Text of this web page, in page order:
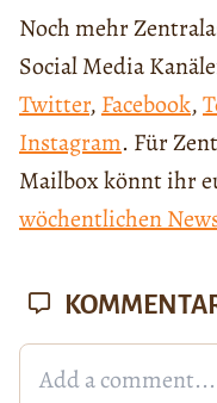
Noch mehr
Social Media
Twitter, Facebook,
Instagram. Für
Mailbox könnt ihr
wöchentlichen